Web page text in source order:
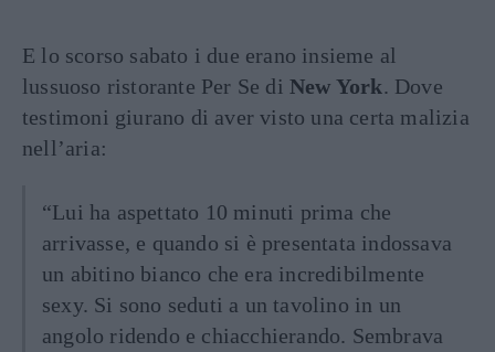
E lo scorso sabato i due erano insieme al
lussuoso ristorante Per Se di New York. Dove
testimoni giurano di aver visto una certa malizia
nell’aria:
“Lui ha aspettato 10 minuti prima che
arrivasse, e quando si è presentata indossava
un abitino bianco che era incredibilmente
sexy. Si sono seduti a un tavolino in un
angolo ridendo e chiacchierando. Sembrava